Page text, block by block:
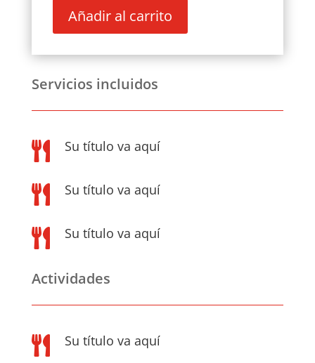
CALANDA
FLOR
CASTILLO
Añadir al carrito
Servicios incluidos
 Su título va aquí
 Su título va aquí
 Su título va aquí
Actividades
 Su título va aquí